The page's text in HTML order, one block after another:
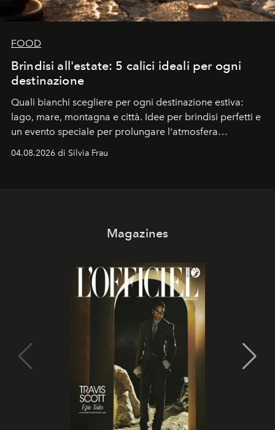
FOOD
Brindisi all'estate: 5 calici ideali per ogni
destinazione
Quali bianchi scegliere per ogni destinazione estiva:
lago, mare, montagna e città. Idee per brindisi perfetti e
un evento speciale per prolungare l'atmosfera
04.08.2026 di Silvia Frau
Magazines